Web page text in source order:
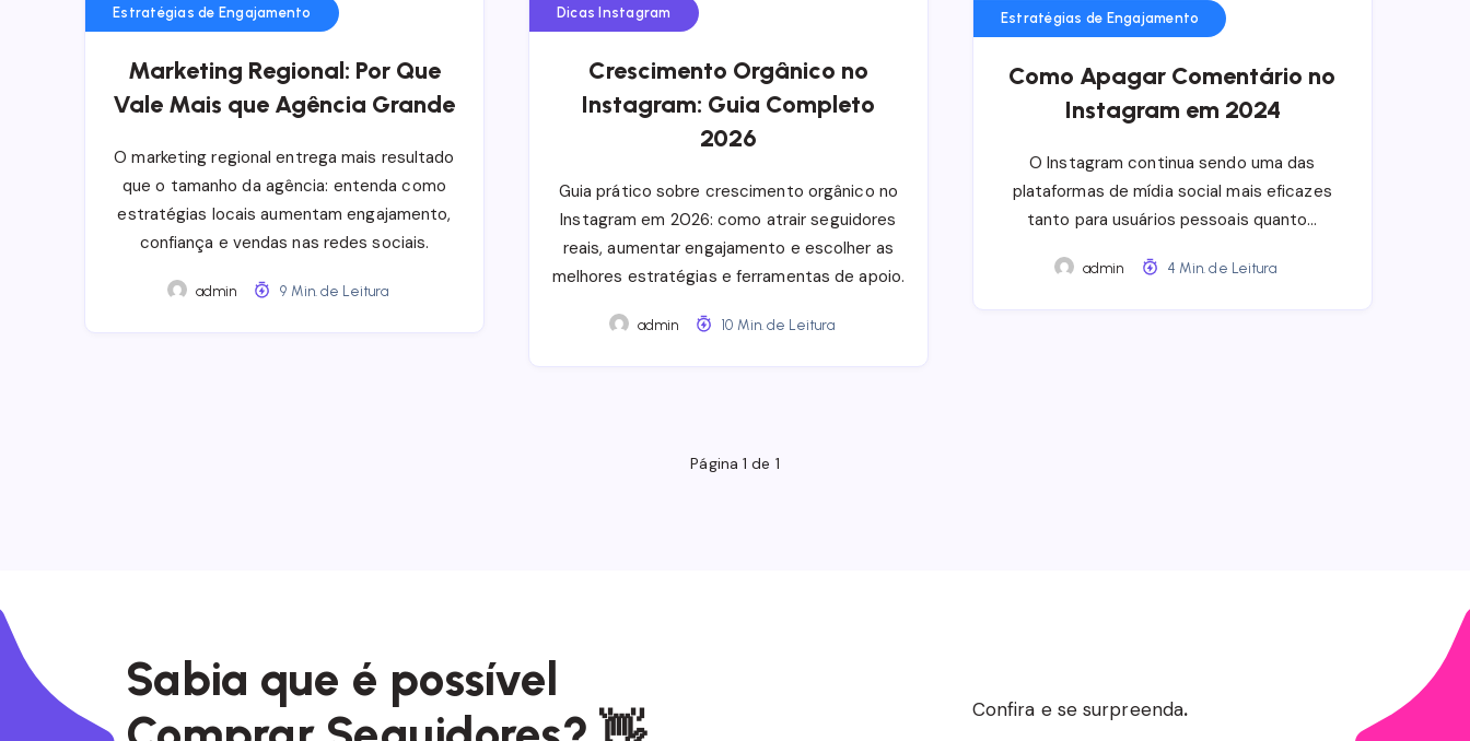
Estratégias de Engajamento
Marketing Regional: Por Que
Vale Mais que Agência Grande
O marketing regional entrega mais resultado
que o tamanho da agência: entenda como
estratégias locais aumentam engajamento,
confiança e vendas nas redes sociais.
admin 9 Min. de Leitura
Dicas Instagram
Crescimento Orgânico no
Instagram: Guia Completo
2026
Guia prático sobre crescimento orgânico no
Instagram em 2026: como atrair seguidores
reais, aumentar engajamento e escolher as
melhores estratégias e ferramentas de apoio.
admin 10 Min. de Leitura
Estratégias de Engajamento
Como Apagar Comentário no
Instagram em 2024
O Instagram continua sendo uma das
plataformas de mídia social mais eficazes
tanto para usuários pessoais quanto…
admin 4 Min. de Leitura
Página 1 de 1
Sabia que é possível
Confira e se surpreenda.